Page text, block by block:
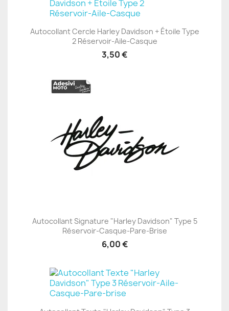
Autocollant Cercle Harley Davidson + Étoile Type
2 Réservoir-Aile-Casque
3,50 €
Autocollant Signature "Harley Davidson" Type 5
Réservoir-Casque-Pare-Brise
6,00 €